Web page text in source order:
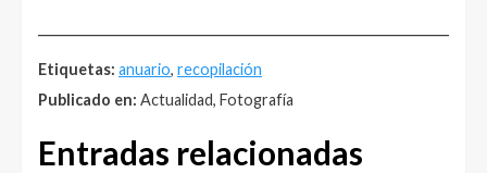
Etiquetas: anuario, recopilación
Publicado en: Actualidad, Fotografía
Entradas relacionadas